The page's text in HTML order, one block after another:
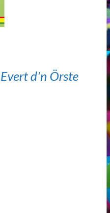
d'n Örste